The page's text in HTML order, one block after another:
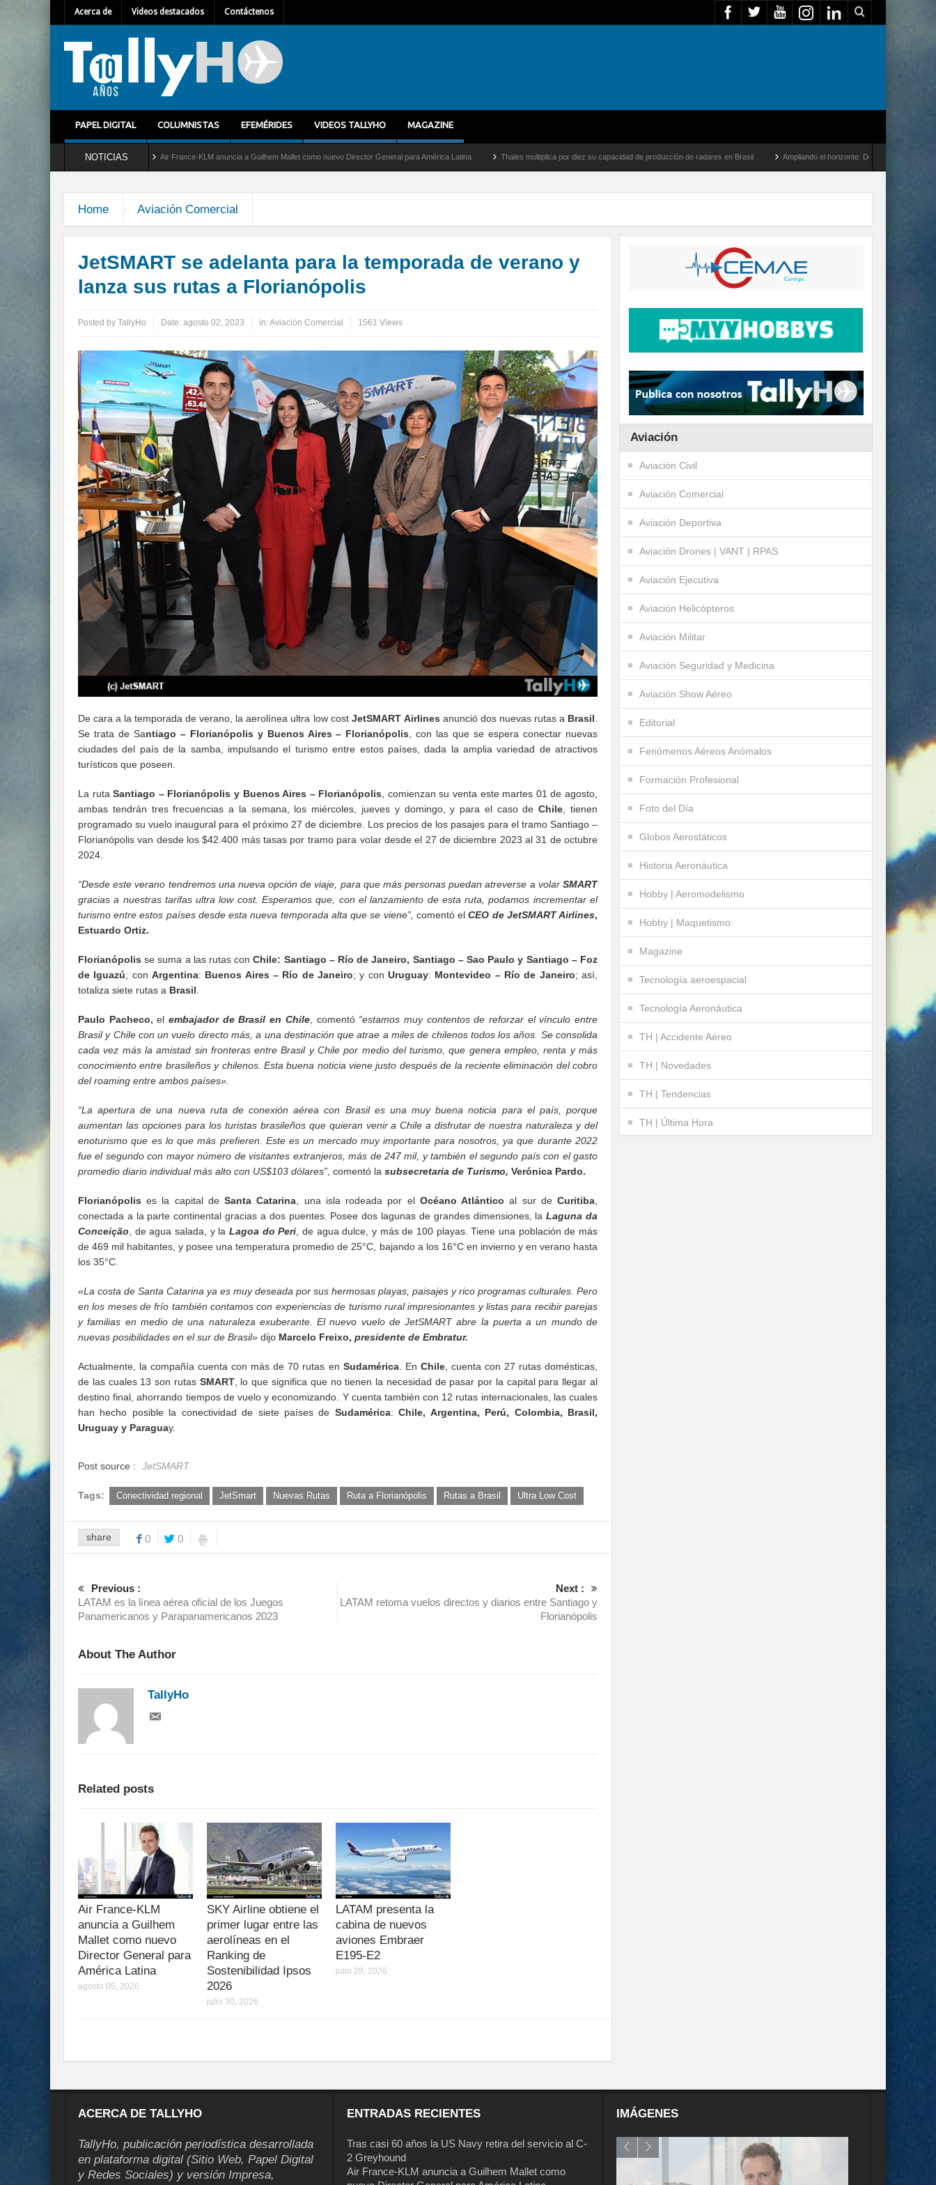
Acerca de Videos destacados Contáctenos
PAPEL DIGITAL COLUMNISTAS EFEMÉRIDES VIDEOS TALLYHO MAGAZINE
NOTICIAS
Air France-KLM anuncia a Guilhem Mallet como nuevo Director General para América Latina Thales multiplica por diez su capacidad de producción de radares en Brasil Ampliando el horizonte: Dentro del vuelo de desarrollo más
Home Aviación Comercial
JetSMART se adelanta para la temporada de verano y
lanza sus rutas a Florianópolis
Posted by TallyHo Date: agosto 02, 2023 in:Aviación Comercial 1561 Views
De cara a la temporada de verano, la aerolínea ultra low cost JetSMART Airlines anunció dos nuevas rutas a Brasil.
Se trata de Santiago – Florianópolis y Buenos Aires – Florianópolis, con las que se espera conectar nuevas
ciudades del país de la samba, impulsando el turismo entre estos países, dada la amplia variedad de atractivos
turísticos que poseen.
La rutaSantiago – Florianópolis y Buenos Aires – Florianópolis, comienzan su venta este martes 01 de agosto,
ambas tendrán tres frecuencias a la semana, los miércoles, jueves y domingo, y para el caso deChile, tienen
programado su vuelo inaugural para el próximo 27 de diciembre. Los precios de los pasajes para el tramo Santiago –
Florianópolis van desde los $42.400 más tasas por tramo para volar desde el 27 de diciembre 2023 al 31 de octubre
2024.
“Desde este verano tendremos una nueva opción de viaje, para que más personas puedan atreverse a volar SMART
gracias a nuestras tarifas ultra low cost. Esperamos que, con el lanzamiento de esta ruta, podamos incrementar el
turismo entre estos países desde esta nueva temporada alta que se viene”, comentó elCEO de JetSMART Airlines,
Estuardo Ortiz.
Florianópolis se suma a las rutas conChile: Santiago – Río de Janeiro, Santiago – Sao Paulo y Santiago – Foz
de Iguazú; conArgentina: Buenos Aires – Río de Janeiro; y conUruguay: Montevideo – Río de Janeiro; así,
totaliza siete rutas a Brasil.
Paulo Pacheco, elembajador de Brasil en Chile, comentó “estamos muy contentos de reforzar el vínculo entre
Brasil y Chile con un vuelo directo más, a una destinación que atrae a miles de chilenos todos los años. Se consolida
cada vez más la amistad sin fronteras entre Brasil y Chile por medio del turismo, que genera empleo, renta y más
conocimiento entre brasileños y chilenos. Esta buena noticia viene justo después de la reciente eliminación del cobro
del roaming entre ambos países».
“La apertura de una nueva ruta de conexión aérea con Brasil es una muy buena noticia para el país, porque
aumentan las opciones para los turistas brasileños que quieran venir a Chile a disfrutar de nuestra naturaleza y del
enoturismo que es lo que más prefieren. Este es un mercado muy importante para nosotros, ya que durante 2022
fue el segundo con mayor número de visitantes extranjeros, más de 247 mil, y también el segundo país con el gasto
promedio diario individual más alto con US$103 dólares”, comentó la subsecretaria de Turismo, Verónica Pardo.
Florianópolis es la capital deSanta Catarina, una isla rodeada por el Océano Atlántico al sur deCuritiba,
conectada a la parte continental gracias a dos puentes. Posee dos lagunas de grandes dimensiones, laLaguna da
Conceição, de agua salada, y la Lagoa do Peri, de agua dulce, y más de 100 playas. Tiene una población de más
de 469 mil habitantes, y posee una temperatura promedio de 25°C, bajando a los 16°C en invierno y en verano hasta
los 35°C.
«La costa de Santa Catarina ya es muy deseada por sus hermosas playas, paisajes y rico programas culturales. Pero
en los meses de frío también contamos con experiencias de turismo rural impresionantes y listas para recibir parejas
y familias en medio de una naturaleza exuberante. El nuevo vuelo de JetSMART abre la puerta a un mundo de
nuevas posibilidades en el sur de Brasil» dijo Marcelo Freixo, presidente de Embratur.
Actualmente, la compañía cuenta con más de 70 rutas en Sudamérica. En Chile, cuenta con 27 rutas domésticas,
de las cuales 13 son rutas SMART, lo que significa que no tienen la necesidad de pasar por la capital para llegar al
destino final, ahorrando tiempos de vuelo y economizando. Y cuenta también con 12 rutas internacionales, las cuales
han hecho posible la conectividad de siete países de Sudamérica:Chile, Argentina, Perú, Colombia, Brasil,
Uruguay y Paraguay.
Post source : JetSMART
Tags: Conectividad regional JetSmart Nuevas Rutas Ruta a Florianópolis Rutas a Brasil Ultra Low Cost
share 0 0
Previous :
LATAM es la línea aérea oficial de los Juegos
Panamericanos y Parapanamericanos 2023
Next :
LATAM retoma vuelos directos y diarios entre Santiago y
Florianópolis
About The Author
TallyHo
Related posts
Air France-KLM
anuncia a Guilhem
Mallet como nuevo
Director General para
América Latina
agosto 05, 2026
SKY Airline obtiene el
primer lugar entre las
aerolíneas en el
Ranking de
Sostenibilidad Ipsos
2026
julio 30, 2026
LATAM presenta la
cabina de nuevos
aviones Embraer
E195-E2
julio 29, 2026
Aviación
Aviación Civil
Aviación Comercial
Aviación Deportiva
Aviación Drones | VANT | RPAS
Aviación Ejecutiva
Aviación Helicópteros
Aviación Militar
Aviación Seguridad y Medicina
Aviación Show Aéreo
Editorial
Fenómenos Aéreos Anómalos
Formación Profesional
Foto del Día
Globos Aerostáticos
Historia Aeronáutica
Hobby | Aeromodelismo
Hobby | Maquetismo
Magazine
Tecnología aeroespacial
Tecnología Aeronáutica
TH | Accidente Aéreo
TH | Novedades
TH | Tendencias
TH | Última Hora
ACERCA DE TALLYHO
TallyHo, publicación periodística desarrollada
en plataforma digital (Sitio Web, Papel Digital
y Redes Sociales) y versión Impresa,
ENTRADAS RECIENTES
Tras casi 60 años la US Navy retira del servicio al C-
2 Greyhound
Air France-KLM anuncia a Guilhem Mallet como
IMÁGENES